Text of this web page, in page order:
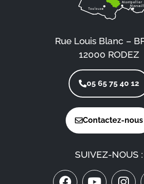
Rue Louis Blanc –
12000 RODEZ
05 65 75 40 12
Contactez-nous
SUIVEZ-NOUS :